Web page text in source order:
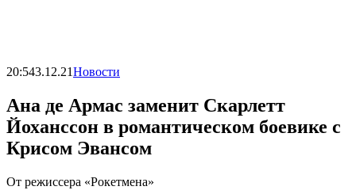
20:543.12.21Новости
Ана де Армас заменит Скарлетт
Йоханссон в романтическом боевике с
Крисом Эвансом
От режиссера «Рокетмена»